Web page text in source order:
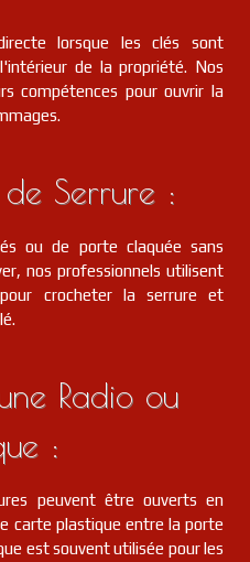
lorsque les clés sont
de la propriété. Nos
compétences pour ouvrir la
Serrure :
ou de porte claquée sans
nos professionnels utilisent
crocheter la serrure et
Radio ou
:
peuvent être ouverts en
carte plastique entre la porte
est souvent utilisée pour les